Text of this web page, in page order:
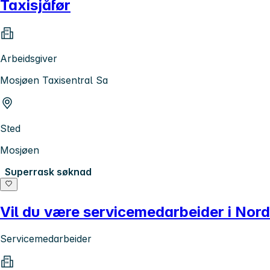
Taxisjåfør
Arbeidsgiver
Mosjøen Taxisentral Sa
Sted
Mosjøen
Superrask søknad
Vil du være servicemedarbeider i
Servicemedarbeider